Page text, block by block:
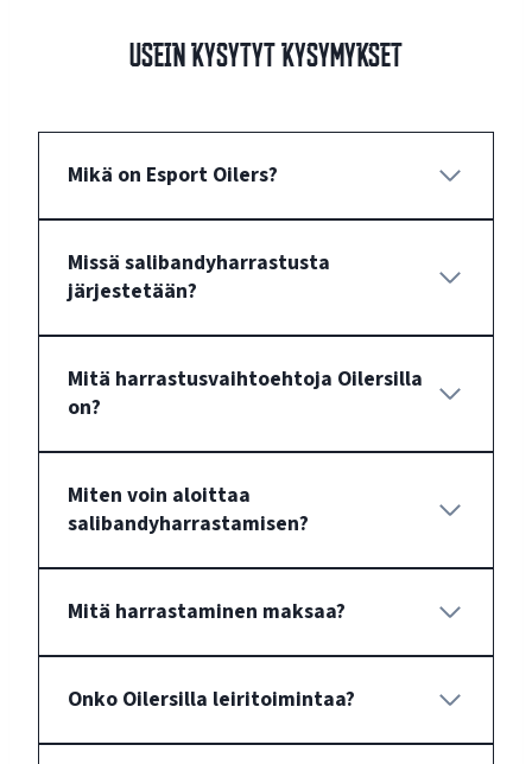
Usein kysytyt kysymykset
Mikä on Esport Oilers?
Missä salibandyharrastusta
järjestetään?
Mitä harrastusvaihtoehtoja Oilersilla
on?
Miten voin aloittaa
salibandyharrastamisen?
Mitä harrastaminen maksaa?
Onko Oilersilla leiritoimintaa?